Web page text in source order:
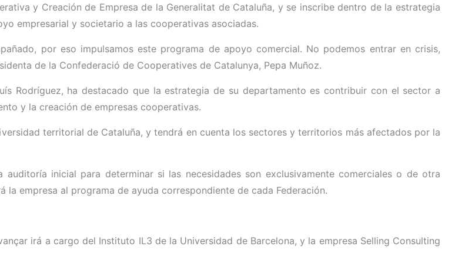
y Creación de Empresa de la Generalitat de Cataluña, y se inscribe dentro de la estrategia
empresarial y societario a las cooperativas asociadas.
por eso impulsamos este programa de apoyo comercial. No podemos entrar en crisis,
de la Confederació de Cooperatives de Catalunya, Pepa Muñoz.
Rodríguez, ha destacado que la estrategia de su departamento es contribuir con el sector a
y la creación de empresas cooperativas.
territorial de Cataluña, y tendrá en cuenta los sectores y territorios más afectados por la
inicial para determinar si las necesidades son exclusivamente comerciales o de otra
empresa al programa de ayuda correspondiente de cada Federación.
irá a cargo del Instituto IL3 de la Universidad de Barcelona, y la empresa Selling Consulting